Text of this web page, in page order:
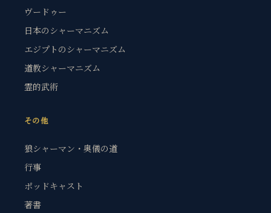
ヴードゥー
日本のシャーマニズム
エジプトのシャーマニズム
道教シャーマニズム
霊的武術
その他
狼シャーマン・奥儀の道
行事
ポッドキャスト
著書